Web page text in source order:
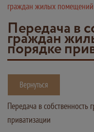
граждан жилых
Передача в
граждан
порядке
Вернуться
Передача в
приватизации